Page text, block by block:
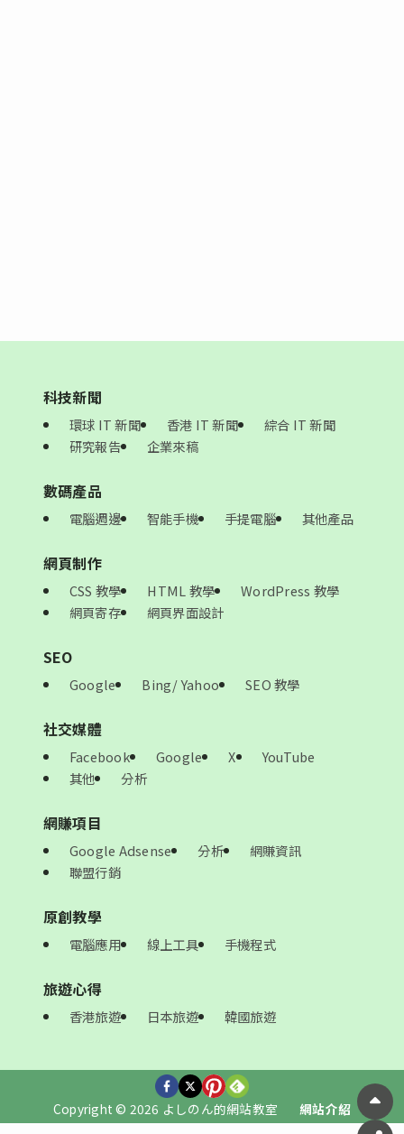
科技新聞
環球 IT 新聞 香港 IT 新聞
綜合 IT 新聞
研究報告
企業來稿
數碼產品
電腦週邊 智能手機 手提電腦 其他產品
網頁制作
CSS 教學 HTML 教學
WordPress 教學
網頁寄存
網頁界面設計
SEO
Google Bing/ Yahoo SEO 教學
社交媒體
Facebook Google X
YouTube
其他
分析
網賺項目
Google Adsense 分析
網賺資訊
聯盟行銷
原創教學
電腦應用 線上工具 手機程式
旅遊心得
香港旅遊 日本旅遊 韓國旅遊
Copyright © 2026 よしのん的網站教室 網站介紹